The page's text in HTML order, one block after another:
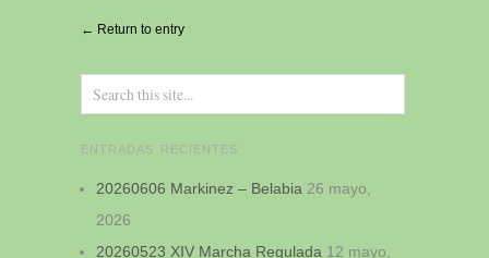
Alternative:
← Return to entry
ENTRADAS RECIENTES
20260606 Markinez – Belabia 26 mayo,
2026
20260523 XIV Marcha Regulada 12 mayo,